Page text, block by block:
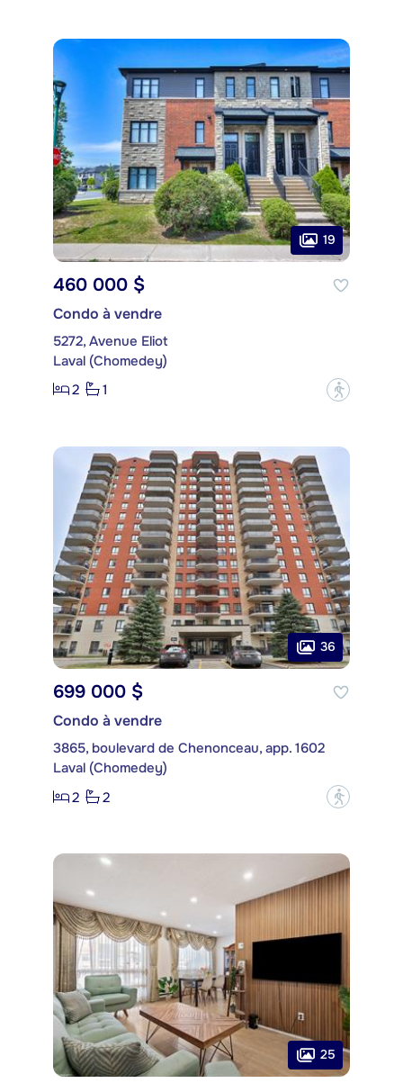
19
460 000 $
Condo à vendre
5272, Avenue Eliot
Laval (Chomedey)
2
1 ?
36
699 000 $
Condo à vendre
3865, boulevard de Chenonceau, app. 1602
Laval (Chomedey)
2
2 ?
25